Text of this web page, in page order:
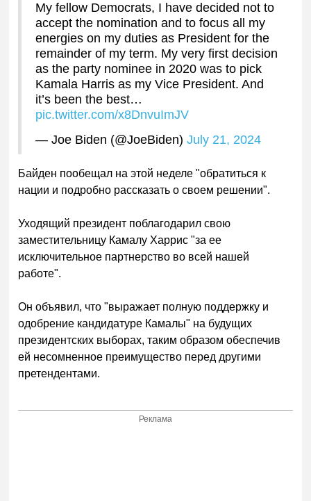
My fellow Democrats, I have decided not to
accept the nomination and to focus all my
energies on my duties as President for the
remainder of my term. My very first decision
as the party nominee in 2020 was to pick
Kamala Harris as my Vice President. And
it’s been the best…
pic.twitter.com/x8DnvuImJV
— Joe Biden (@JoeBiden)July 21, 2024
Байден пообещал на этой неделе "обратиться к
нации и подробно рассказать о своем решении".
Уходящий президент поблагодарил свою
заместительницу Камалу Харрис "за ее
исключительное партнерство во всей нашей
работе".
Он объявил, что "выражает полную поддержку и
одобрение кандидатуре Камалы" на будущих
президентских выборах, таким образом обеспечив
ей несомненное преимущество перед другими
претендентами.
Реклама